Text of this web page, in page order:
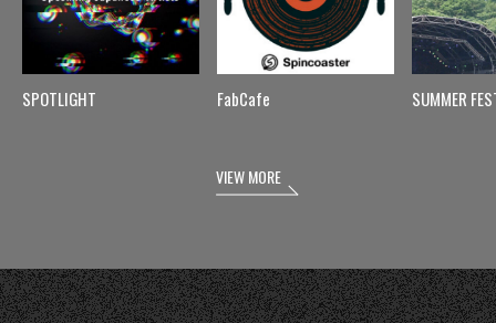
SPOTLIGHT FabCafe SUMMER
VIEW MORE